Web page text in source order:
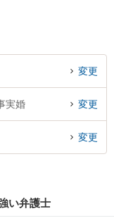
変更
実婚 変更
変更
い弁護士